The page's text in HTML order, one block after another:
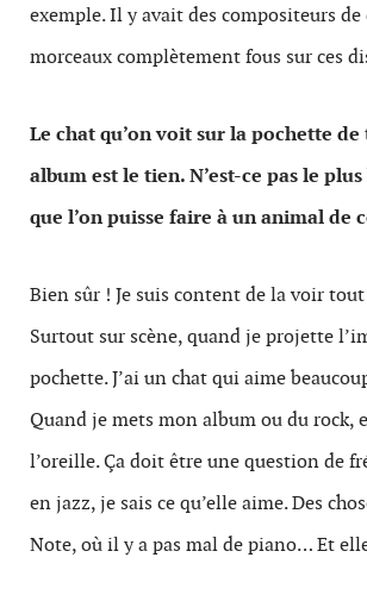
exemple. Il y avait des compositeurs de
morceaux complètement fous sur ces
Le chat qu’on voit sur la pochette
album est le tien. N’est-ce pas le
que l’on puisse faire à un animal de
Bien sûr ! Je suis content de la voir
Surtout sur scène, quand je projette
pochette. J’ai un chat qui aime
Quand je mets mon album ou du rock,
l’oreille. Ça doit être une question de
en jazz, je sais ce qu’elle aime. Des
Note, où il y a pas mal de piano… Et